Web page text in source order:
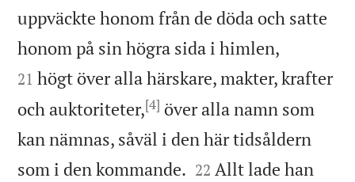
uppväckte honom från de döda och satte
honom på sin högra sida i himlen,
21 högt över alla härskare, makter, krafter
och auktoriteter,[4] över alla namn som
kan nämnas, såväl i den här tidsåldern
som i den kommande. 

22 Allt lade han